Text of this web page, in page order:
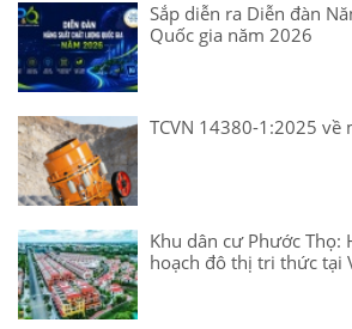
Sắp diễn ra Diễn đàn
Quốc gia năm 2026
TCVN 14380-1:2025 về
Khu dân cư Phước Thọ:
hoạch đô thị tri thức tại